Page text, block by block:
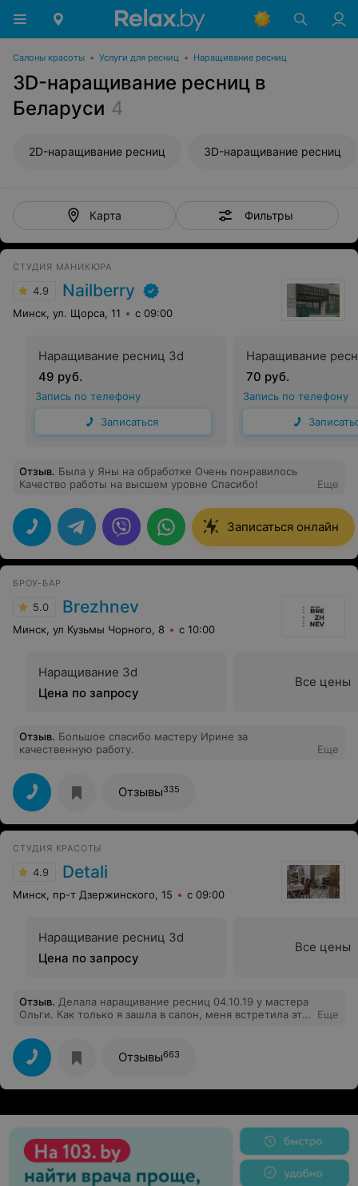
Салоны красоты • Услуги для ресниц • Наращивание ресниц
3D-наращивание ресниц в
Беларуси 4
2D-наращивание ресниц 3D-наращивание ресниц
Карта Фильтры
СТУДИЯ МАНИКЮРА
4.9 Nailberry
Минск, ул. Щорса, 11 с 09:00
Наращивание ресниц 3d
49 руб.
Запись по телефону
Записаться
Наращивание
70 руб.
Запись по телефону
Отзыв. Была у Яны на обработке Очень понравилось
Качество работы на высшем уровне Спасибо!
Еще
Записаться онлайн
БРОУ-БАР
5.0 Brezhnev
Минск, ул Кузьмы Чорного, 8 с 10:00
Наращивание 3d
Цена по запросу
Все цены
Отзыв. Большое спасибо мастеру Ирине за
качественную работу.
Еще
Отзывы335
СТУДИЯ КРАСОТЫ
4.9 Detali
Минск, пр-т Дзержинского, 15 с 09:00
Наращивание ресниц 3d
Цена по запросу
Все цены
Отзыв. Делала наращивание ресниц 04.10.19 у мастера
Ольги. Как только я зашла в салон, меня встретила эта
в кабинет. Так как я кроме 2D, 3D и классики ничего не
знала, Ольга подробно рассказала про все типы
наращивания, привела примеры... В общем, выбрали
мне будущие реснички. Далее я легла на кресло и
началось наращивание. В ходе работы никаких
чувствовала абсолютно) более того, если ты замёрз,
то вас могут накрыть пледиком, что не может не
умилять:)) После процедуры я взглянула на себя в
зеркале и приятно удивилась, потому что это были
именно такие реснички , которые я хотела. В общем,
спасибо Оле огромногое!!! Приду ещё много-много
Еще
Отзывы663